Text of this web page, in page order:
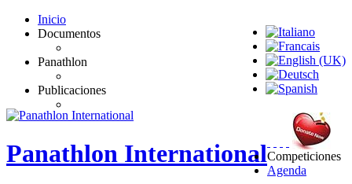
Panathlon International
Inicio
Documentos
Panathlon
Publicaciones
Competiciones
Agenda